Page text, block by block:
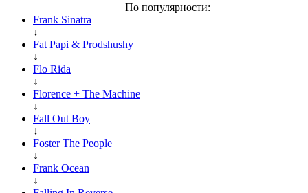
По популярности:
Frank Sinatra
↓
Fat Papi & Prodshushy
↓
Flo Rida
↓
Florence + The Machine
↓
Fall Out Boy
↓
Foster The People
↓
Frank Ocean
↓